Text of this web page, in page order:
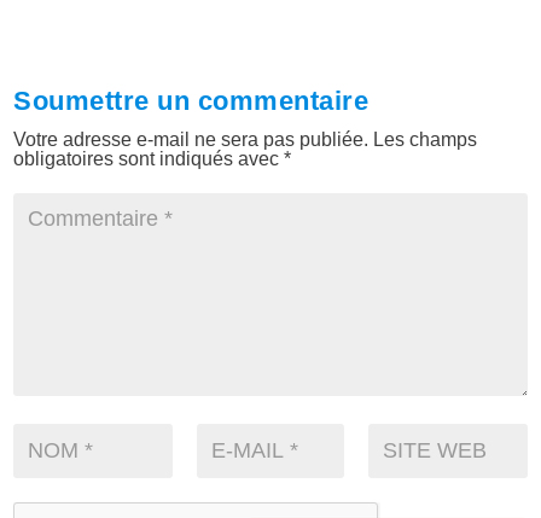
Soumettre un commentaire
Votre adresse e-mail ne sera pas publiée. Les champs
obligatoires sont indiqués avec*